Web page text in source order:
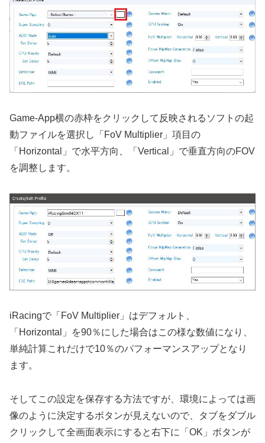
Game-App横の赤枠をクリックして反映されるソフトの起
動ファイルを選択し「FoV Multiplier」項目の
「Horizontal」で水平方向、「Vertical」で垂直方向のFOV
を調整します。
iRacingで「FoV Multiplier」はデフォルト、
「Horizontal」を90％にした場合はこの様な数値になり、
単純計算これだけで10％のパフォーマンスアップとなり
ます。
そしてこの設定を保存する方法ですが、環境によっては画
像のように決定するボタンが見えないので、タブをダブル
クリックして全画面表示にすると右下に「OK」ボタンが